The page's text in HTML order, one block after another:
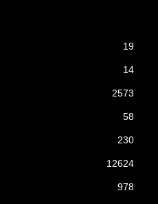
19
14
2573
58
230
12624
978